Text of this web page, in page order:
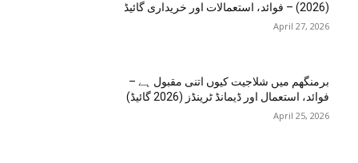
(2026) – فوائد، استعمالات اور خریداری گائیڈ
April 27, 2026
برمنگھم میں شلاجیت کیوں اتنی مقبول ہے –
فوائد، استعمال اور ڈیمانڈ ٹرینڈز (2026 گائیڈ)
April 25, 2026